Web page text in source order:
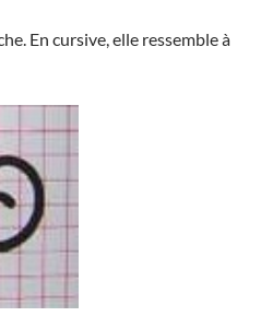
En cursive, elle ressemble à